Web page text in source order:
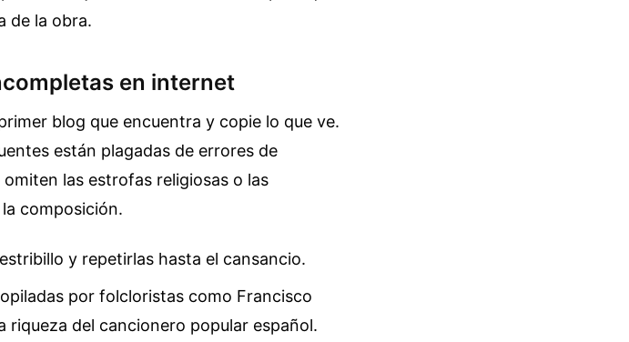
de la obra.
en internet
blog que encuentra y copie lo que ve.
están plagadas de errores de
las estrofas religiosas o las
composición.
y repetirlas hasta el cansancio.
por folcloristas como Francisco
riqueza del cancionero popular español.